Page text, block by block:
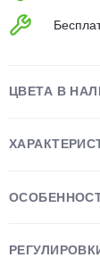
ЦВЕТА В